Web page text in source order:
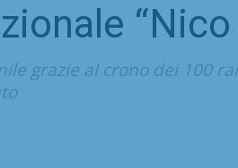
“Nico
grazie al crono dei 100